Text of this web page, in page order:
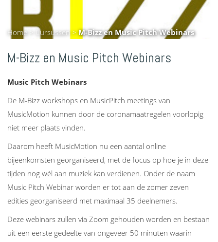
Home> Cursussen >M-Bizz en Music Pitch Webinars
M-Bizz en Music Pitch Webinars
Music Pitch Webinars
De M-Bizz workshops en MusicPitch meetings van
MusicMotion kunnen door de coronamaatregelen voorlopig
niet meer plaats vinden.
Daarom heeft MusicMotion nu een aantal online
bijeenkomsten georganiseerd, met de focus op hoe je in deze
tijden nog wél aan muziek kan verdienen. Onder de naam
Music Pitch Webinar worden er tot aan de zomer zeven
edities georganiseerd met maximaal 35 deelnemers.
Deze webinars zullen via Zoom gehouden worden en bestaan
uit een eerste gedeelte van ongeveer 50 minuten waarin